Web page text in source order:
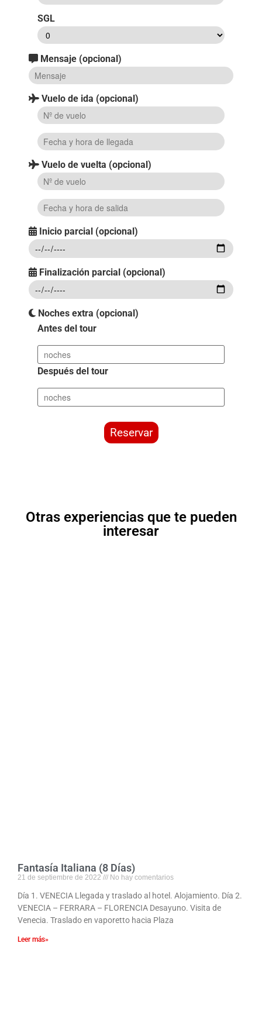
SGL
Mensaje (opcional)
Vuelo de ida (opcional)
Vuelo de vuelta (opcional)
Inicio parcial (opcional)
Finalización parcial (opcional)
Noches extra (opcional)
Antes del tour
Después del tour
Reservar
Otras experiencias que te pueden
interesar
Fantasía Italiana (8 Días)
21 de septiembre de 2022 No hay comentarios
Día 1. VENECIA Llegada y traslado al hotel. Alojamiento. Día 2.
VENECIA – FERRARA – FLORENCIA Desayuno. Visita de
Venecia. Traslado en vaporetto hacia Plaza
Leer más»